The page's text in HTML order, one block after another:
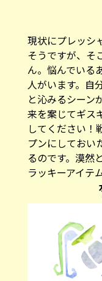
現状にプレッシ
そうですが、そ
ん。悩んでいる
人がいます。自
と沁みるシーン
来を案じてギス
してください！
プンにしておい
るのです。漠然
ラッキーアイテ